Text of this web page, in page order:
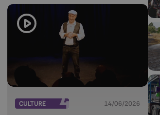
CULTURE 14/06/2026